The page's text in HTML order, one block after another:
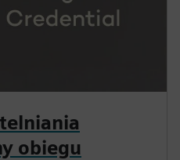
obiegu